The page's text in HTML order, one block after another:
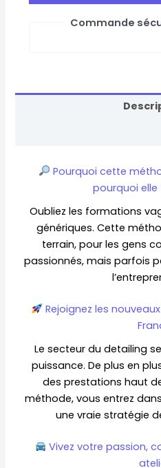
Commande
Pourquoi cette
pourquoi
Oubliez les formations
génériques. Cette
terrain, pour les gens
passionnés, mais parfois
Rejoignez les
Le secteur du detailing
puissance. De plus en
des prestations haut
méthode, vous entrez
une vraie stratégie
Vivez votre passion,